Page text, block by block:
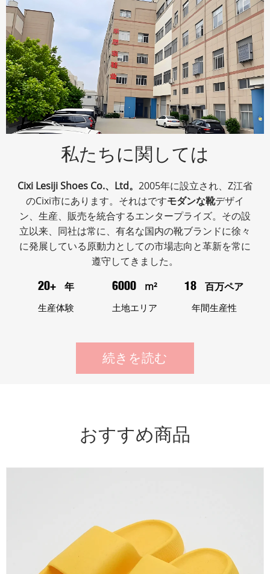
私たちに関しては
Cixi Lesiji Shoes Co.、Ltd。 2005年に設立され、Z江省
のCixi市にあります。それはですモダンな靴デザイ
ン、生産、販売を統合するエンタープライズ。その設
立以来、同社は常に、有名な国内の靴ブランドに徐々
に発展している原動力としての市場志向と革新を常に
遵守してきました。
20+ 年
生産体験
6000 m²
土地エリア
18 百万ペア
年間生産性
続きを読む
おすすめ商品